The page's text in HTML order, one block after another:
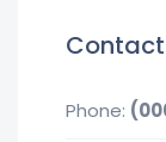
Phone: